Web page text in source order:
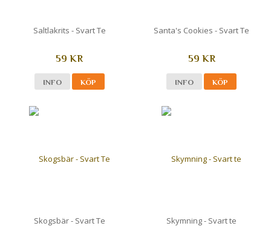
Saltlakrits - Svart Te
59 KR
INFO KÖP
Santa's Cookies - Svart Te
59 KR
INFO KÖP
Skogsbär - Svart Te Skymning - Svart te